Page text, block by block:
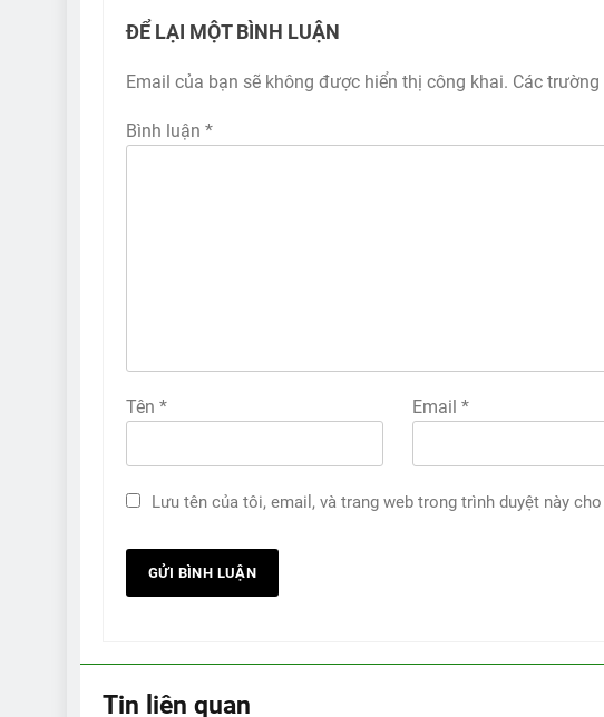
ĐỂ LẠI MỘT BÌNH LUẬN
Email của bạn sẽ không được hiển thị công khai. Các
Bình luận *
Tên * Email *
Lưu tên của tôi, email, và trang web trong trình duyệt này
Tin liên quan